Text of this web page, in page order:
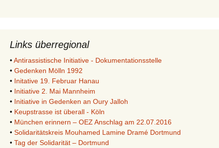
Links überregional
•Antirassistische Initiative - Dokumentationsstelle
• Gedenken Mölln 1992
• Initative 19. Februar Hanau
• Initiative 2. Mai Mannheim
• Initiative in Gedenken an Oury Jalloh
• Keupstrasse ist überall - Köln
• München erinnern – OEZ Anschlag am 22.07.2016
• Solidaritätskreis Mouhamed Lamine Dramé Dortmund
• Tag der Solidarität – Dortmund